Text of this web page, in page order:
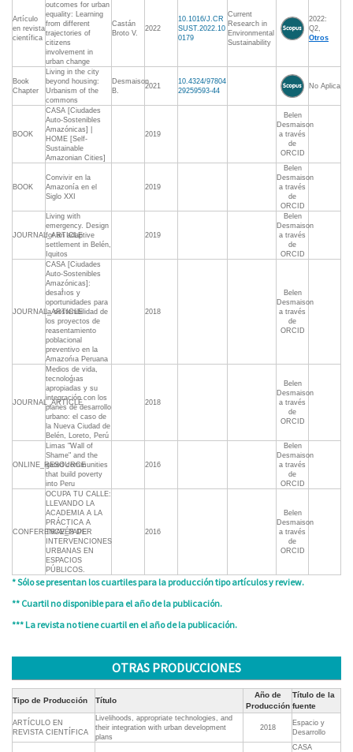
Artículo
en revista
científica
outcomes for urban
equality: Learning
from different
trajectories of
citizens
involvement in
urban change
Castán
Broto V.
2022
10.1016/J.CR
SUST.2022.10
0179
Current
Research in
Environmental
Sustainability
2022:
Q2,
Otros
Book
Chapter
Living in the city
beyond housing:
Urbanism of the
commons
Desmaison
B.
2021
10.4324/97804
29259593-44
No Aplica
BOOK
CASA [Ciudades
Auto-Sostenibles
Amazónicas] |
HOME [Self-
Sustainable
Amazonian Cities]
2019
Belen
Desmaison
a través
de
ORCID
BOOK
Convivir en la
Amazonía en el
Siglo XXI
2019
Belen
Desmaison
a través
de
ORCID
JOURNAL_ARTICLE
Living with
emergency. Design
for an adaptive
settlement in Belén,
Iquitos
2019
Belen
Desmaison
a través
de
ORCID
JOURNAL_ARTICLE
CASA [Ciudades
Auto-Sostenibles
Amazónicas]:
desaf́ıos y
oportunidades para
la sostenibilidad de
los proyectos de
reasentamiento
poblacional
preventivo en la
Amazońıa Peruana
2018
Belen
Desmaison
a través
de
ORCID
JOURNAL_ARTICLE
Medios de vida,
tecnoloǵıas
apropiadas y su
integración con los
planes de desarrollo
urbano: el caso de
la Nueva Ciudad de
Belén, Loreto, Perú
2018
Belen
Desmaison
a través
de
ORCID
ONLINE_RESOURCE
Limas "Wall of
Shame" and the
gated communities
that build poverty
into Peru
2016
Belen
Desmaison
a través
de
ORCID
CONFERENCE_PAPER
OCUPA TU CALLE:
LLEVANDO LA
ACADEMIA A LA
PRÁCTICA A
TRAVÉS DE
INTERVENCIONES
URBANAS EN
ESPACIOS
PÚBLICOS.
2016
Belen
Desmaison
a través
de
ORCID
* Sólo se presentan los cuartiles para la producción tipo artículos y review.
** Cuartil no disponible para el año de la publicación.
*** La revista no tiene cuartil en el año de la publicación.
OTRAS PRODUCCIONES
Tipo de Producción Título
Año de
Producción
Título de la
fuente
ARTÍCULO EN
REVISTA CIENTÍFICA
Livelihoods, appropriate technologies, and
their integration with urban development
plans
2018
Espacio y
Desarrollo
CASA